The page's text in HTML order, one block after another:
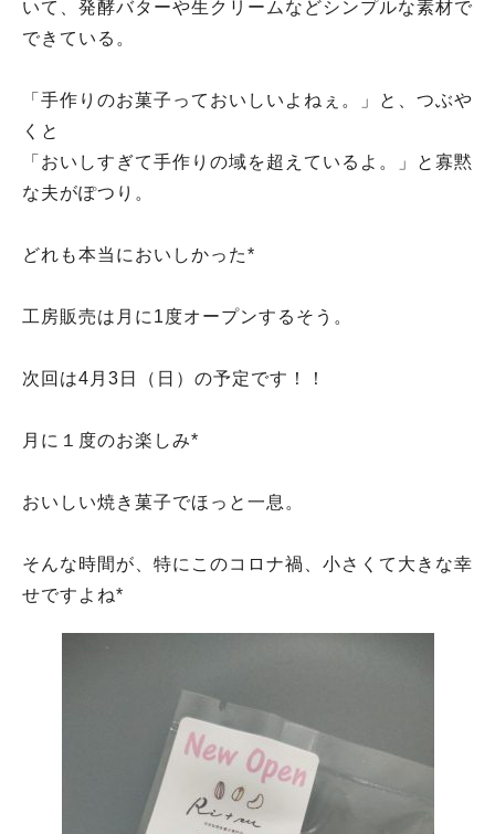
いて、発酵バターや生クリームなどシンプルな素材で
できている。
「手作りのお菓子っておいしいよねぇ。」と、つぶや
くと
「おいしすぎて手作りの域を超えているよ。」と寡黙
な夫がぽつり。
どれも本当においしかった*
工房販売は月に1度オープンするそう。
次回は4月3日（日）の予定です！！
月に１度のお楽しみ*
おいしい焼き菓子でほっと一息。
そんな時間が、特にこのコロナ禍、小さくて大きな幸
せですよね*